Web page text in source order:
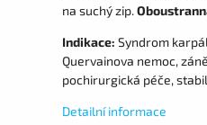
na suchý zip.
Indikace: Syndrom
Quervainova nemoc,
pochirurgická péče,
Detailní informace